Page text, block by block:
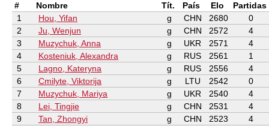
# Nombre Tít. País Elo
Partidas
1
Hou, Yifan g CHN 2680
0
2
Ju, Wenjun g CHN 2572
4
3
Muzychuk, Anna g UKR 2571
4
4
Kosteniuk, Alexandra g RUS 2561
1
5
Lagno, Kateryna g RUS 2556
4
6
Cmilyte, Viktorija g LTU 2542
0
7
Muzychuk, Mariya g UKR 2540
4
8
Lei, Tingjie g CHN 2531
4
9
Tan, Zhongyi g CHN 2523
4